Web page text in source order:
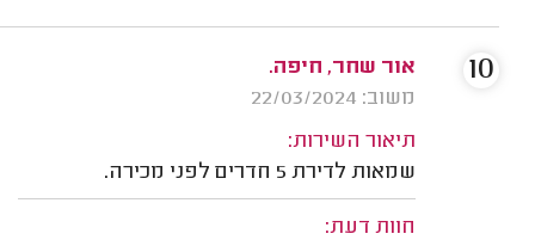
אור שחר, חיפה.
משוב: 22/03/2024
תיאור השירות:
שמאות לדירת 5 חדרים לפני מכירה.
חוות דעת:
10